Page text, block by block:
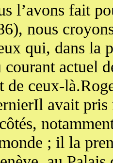
l’avons fait
nous
qui, dans la
actuel
de ceux-
avait pris
; il la